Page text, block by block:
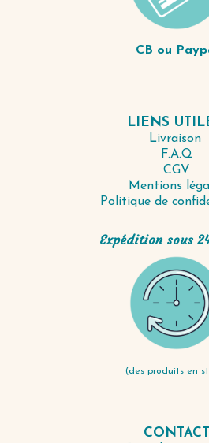
CB ou
LIENS
Livraison
F.A.Q
CGV
Mentions
Politique de
Expédition sous
(des produits en
CONTACT